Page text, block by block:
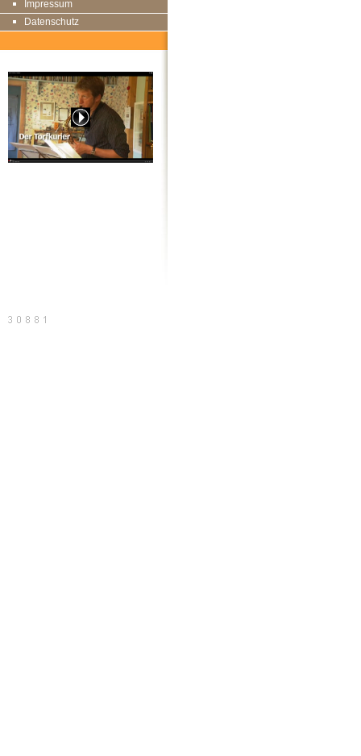
Impressum
Datenschutz